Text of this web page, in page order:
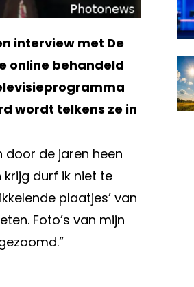
interview met De
online behandeld
wordt telkens ze in
door de jaren heen
krijg durf ik niet te
plaatjes’ van
Foto’s van mijn